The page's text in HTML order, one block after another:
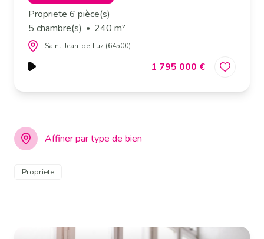
Propriete 6 pièce(s)
5 chambre(s)
240 m²
Saint-Jean-de-Luz (64500)
1 795 000 €
Affiner par type de bien
Propriete